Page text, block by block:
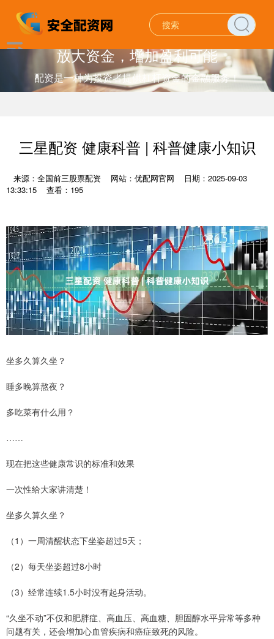
放大资金，增加盈利可能
配资是一种为投资者提供杠杆资金的金融服务！
三星配资 健康科普 | 科普健康小知识
来源：全国前三股票配资 网站：优配网官网
日期：2025-09-03
13:33:15
查看：195
坐多久算久坐？
睡多晚算熬夜？
多吃菜有什么用？
……
现在把这些健康常识的标准和效果
一次性给大家讲清楚！
坐多久算久坐？
（1）一周清醒状态下坐姿超过5天；
（2）每天坐姿超过8小时
（3）经常连续1.5小时没有起身活动。
“久坐不动”不仅和肥胖症、高血压、高血糖、胆固醇水平异常等多种
问题有关，还会增加心血管疾病和癌症致死的风险。